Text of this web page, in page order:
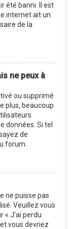
été banni. Il est
internet ait un
de la
ne peux à
ou supprimé
plus, beaucoup
données. Si tel
de
forum.
ne puisse pas
Veuillez vous
« J’ai perdu
vous devriez